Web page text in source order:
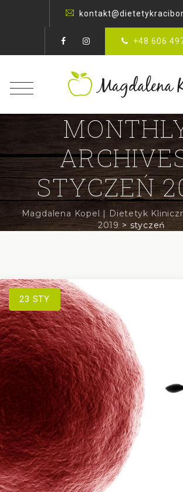
+48 606
STYCZEŃ
Magdalena Kopel | Dietetyk
2019>styczeń
23 STY